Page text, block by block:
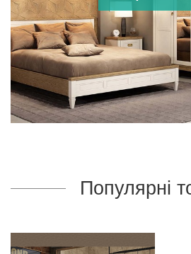
Популярні